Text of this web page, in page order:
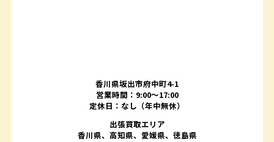
香川県坂出市府中町4-1
営業時間：9:00～17:00
定休日：なし（年中無休）
出張買取エリア
香川県、高知県、愛媛県、徳島県